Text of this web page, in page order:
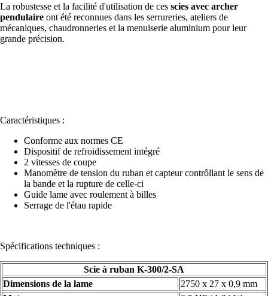
La robustesse et la facilité d'utilisation de ces scies avec archer
pendulaire ont été reconnues dans les serrureries, ateliers de
mécaniques, chaudronneries et la menuiserie aluminium pour leur
grande précision.
Caractéristiques :
Conforme aux normes CE
Dispositif de refroidissement intégré
2 vitesses de coupe
Manomètre de tension du ruban et capteur contrôllant le sens de
la bande et la rupture de celle-ci
Guide lame avec roulement à billes
Serrage de l'étau rapide
Spécifications techniques :
Scie à ruban K-300/2-SA
Dimensions de la lame
2750 x 27 x 0,9 mm